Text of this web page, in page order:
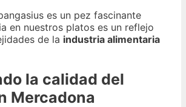
es un pez fascinante
en nuestros platos es un reflejo
de la industria alimentaria
la calidad del
Mercadona